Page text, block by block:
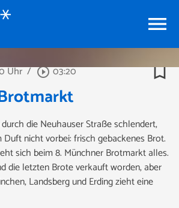
menu
Uhr / play_circle_outline03:20 bookmark_border
die Neuhauser Straße schlendert,
nicht vorbei: frisch gebackenes Brot.
sich beim 8. Münchner Brotmarkt alles.
die letzten Brote verkauft worden, aber
Landsberg und Erding zieht eine